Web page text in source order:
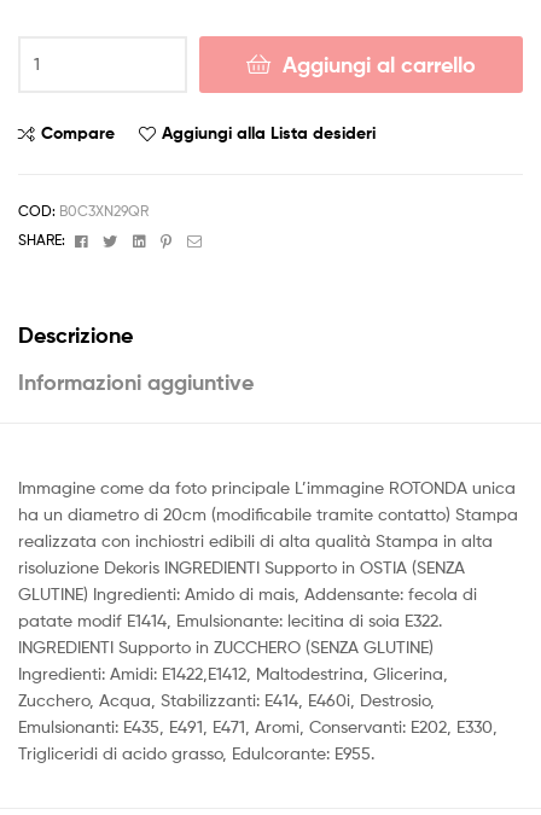
Topper
STUMBLE
nome
quantità
Aggiungi al carrello
Compare Aggiungi alla Lista desideri
COD: B0C3XN29QR
SHARE:
FacebookTwitterLinkedinPinterest
Email
Descrizione
Informazioni aggiuntive
Immagine come da foto principale L’immagine ROTONDA unica
ha un diametro di 20cm (modificabile tramite contatto) Stampa
realizzata con inchiostri edibili di alta qualità Stampa in alta
risoluzione Dekoris INGREDIENTI Supporto in OSTIA (SENZA
GLUTINE) Ingredienti: Amido di mais, Addensante: fecola di
patate modif E1414, Emulsionante: lecitina di soia E322.
INGREDIENTI Supporto in ZUCCHERO (SENZA GLUTINE)
Ingredienti: Amidi: E1422,E1412, Maltodestrina, Glicerina,
Zucchero, Acqua, Stabilizzanti: E414, E460i, Destrosio,
Emulsionanti: E435, E491, E471, Aromi, Conservanti: E202, E330,
Trigliceridi di acido grasso, Edulcorante: E955.